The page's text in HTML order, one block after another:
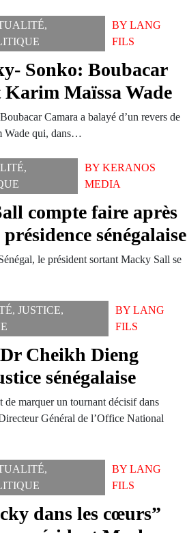
,
BY LANG
FILS
Sonko: Boubacar
Karim Maïssa Wade
Camara a balayé d’un revers de
Wade qui, dans…
,
BYKERANOS
MEDIA
compte faire après
sénégalaise
le président sortant Macky Sall se
, JUSTICE,
BY LANG
FILS
Cheikh Dieng
sénégalaise
marquer un tournant décisif dans
Général de l’Office National
,
BY LANG
FILS
dans les cœurs”